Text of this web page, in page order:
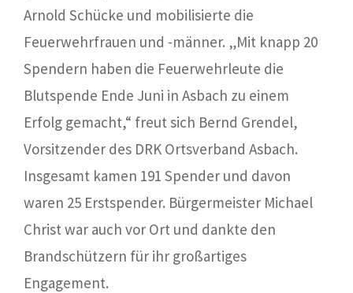
Arnold Schücke und mobilisierte die
Feuerwehrfrauen und -männer. „Mit knapp 20
Spendern haben die Feuerwehrleute die
Blutspende Ende Juni in Asbach zu einem
Erfolg gemacht,“ freut sich Bernd Grendel,
Vorsitzender des DRK Ortsverband Asbach.
Insgesamt kamen 191 Spender und davon
waren 25 Erstspender. Bürgermeister Michael
Christ war auch vor Ort und dankte den
Brandschützern für ihr großartiges
Engagement.